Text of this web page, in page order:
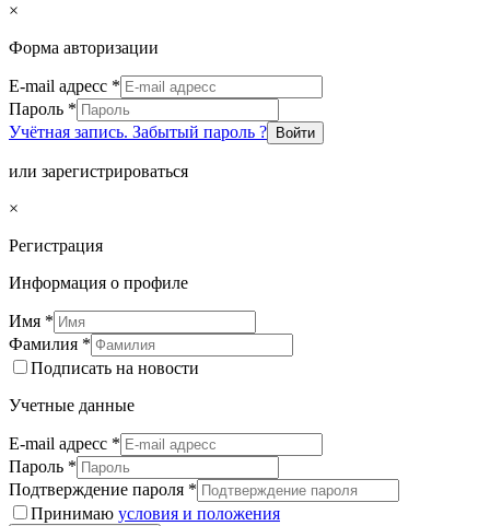
×
Форма авторизации
E-mail адресс *
Пароль *
Учётная запись. Забытый пароль ?
Войти
или зарегистрироваться
×
Регистрация
Информация о профиле
Имя *
Фамилия *
Подписать на новости
Учетные данные
E-mail адресс *
Пароль *
Подтверждение пароля *
Принимаю условия и положения